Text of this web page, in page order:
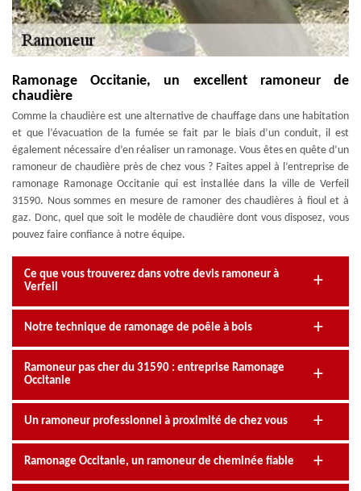
Ramonage Occitanie, un excellent ramoneur de
chaudière
Comme la chaudière est une alternative de chauffage dans une habitation
et que l’évacuation de la fumée se fait par le biais d’un conduit, il est
également nécessaire d’en réaliser un ramonage. Vous êtes en quête d’un
ramoneur de chaudière près de chez vous ? Faites appel à l’entreprise de
ramonage Ramonage Occitanie qui est installée dans la ville de Verfeil
31590. Nous sommes en mesure de ramoner des chaudières à fioul et à
gaz. Donc, quel que soit le modèle de chaudière dont vous disposez, vous
pouvez faire confiance à notre équipe.
Ce que vous trouverez dans votre devis ramoneur à
Verfeil
Notre technique de ramonage de poêle à bois
Ramoneur pas cher du 31590 : entreprise Ramonage
Occitanie
Un ramoneur professionnel à proximité de chez vous
Ramonage Occitanie, un ramoneur de cheminée fiable